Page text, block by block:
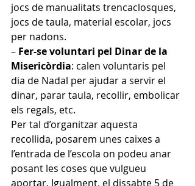
jocs de manualitats trencaclosques,
jocs de taula, material escolar, jocs
per nadons.
– Fer-se voluntari pel Dinar de la
Misericòrdia: calen voluntaris pel
dia de Nadal per ajudar a servir el
dinar, parar taula, recollir, embolicar
els regals, etc.
Per tal d’organitzar aquesta
recollida, posarem unes caixes a
l’entrada de l’escola on podeu anar
posant les coses que vulgueu
aportar. Igualment, el dissabte 5 de